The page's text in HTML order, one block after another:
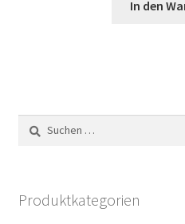
In den
nach:
Produktkategorien